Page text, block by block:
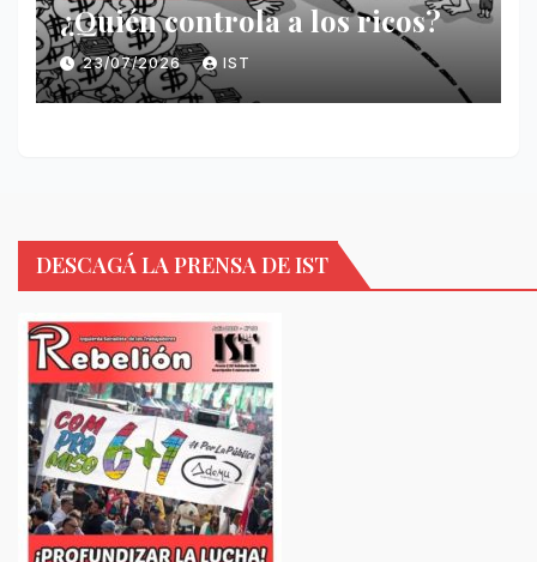
¿Quién controla a los ricos?
23/07/2026 IST
DESCAGÁ LA PRENSA DE IST